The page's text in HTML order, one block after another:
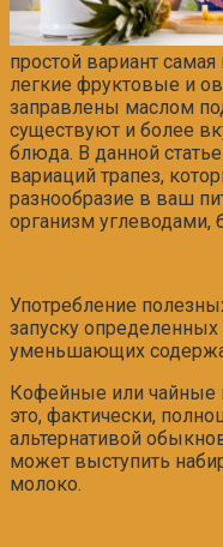
простой вариант
легкие фруктовые и
заправлены маслом
существуют и более
блюда. В данной
вариаций трапез,
разнообразие в ваш
организм углеводами,
Употребление
запуску
уменьшающих
Кофейные или чайные
это, фактически,
альтернативой
может выступить
молоко.